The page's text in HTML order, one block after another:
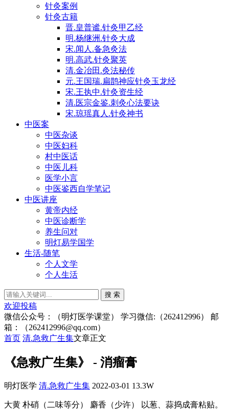
针灸案例
针灸古籍
晋.皇普谧.针灸甲乙经
明.杨继洲.针灸大成
宋.闻人.备急灸法
明.高武.针灸聚英
清.金冶田.灸法秘传
元.王国瑞.扁鹊神应针灸玉龙经
宋.王执中.针灸资生经
清.医宗金鉴.刺灸心法要诀
宋.琼瑶真人.针灸神书
中医案
中医杂谈
中医妇科
村中医话
中医儿科
医学小言
中医鉴西自学笔记
中医讲座
黄帝内经
中医诊断学
养生问对
明灯易学国学
生活-随笔
个人文学
个人生活
搜 索
欢迎投稿
微信公众号：（明灯医学课堂） 学习微信:（262412996） 邮
箱：（262412996@qq.com）
首页 清.急救广生集文章正文
《急救广生集》 - 消瘤膏
明灯医学 清.急救广生集 2022-03-01 13.3W
大黄 朴硝（二味等分） 麝香（少许） 以葱、蒜捣成膏粘贴。